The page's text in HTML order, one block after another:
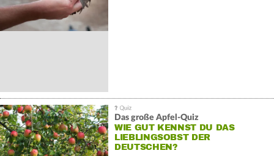
Das große Apfel-Quiz
WIE GUT KENNST DU DAS
LIEBLINGSOBST DER
DEUTSCHEN?